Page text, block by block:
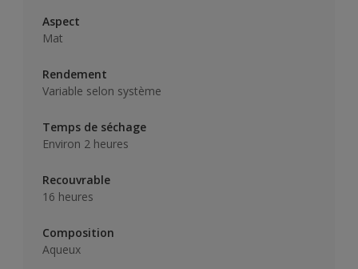
Aspect
Mat
Rendement
Variable selon système
Temps de séchage
Environ 2 heures
Recouvrable
16 heures
Composition
Aqueux